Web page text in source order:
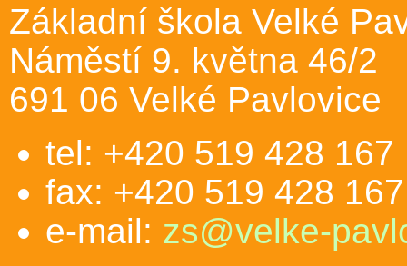
Základní škola Velké
Náměstí 9. května 46/2
691 06 Velké Pavlovice
tel: +420 519 428 167
fax: +420 519 428 167
e-mail: zs@velke-